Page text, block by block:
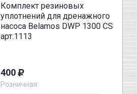
Комплект резиновых
уплотнений для дренажного
насоса Belamos DWP 1300 CS
арт.1113
400
Розничная